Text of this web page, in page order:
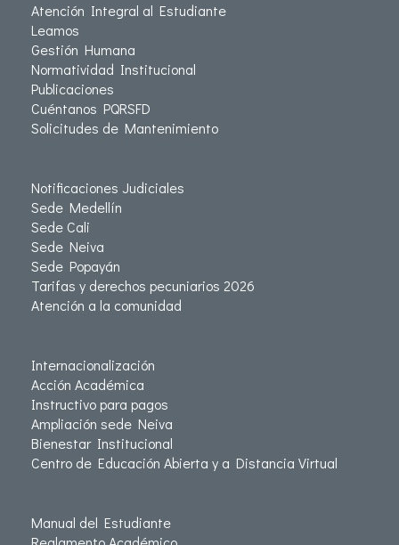
Atención Integral al Estudiante
Leamos
Gestión Humana
Normatividad Institucional
Publicaciones
Cuéntanos PQRSFD
Solicitudes de Mantenimiento
Notificaciones Judiciales
Sede Medellín
Sede Cali
Sede Neiva
Sede Popayán
Tarifas y derechos pecuniarios 2026
Atención a la comunidad
Internacionalización
Acción Académica
Instructivo para pagos
Ampliación sede Neiva
Bienestar Institucional
Centro de Educación Abierta y a Distancia Virtual
Manual del Estudiante